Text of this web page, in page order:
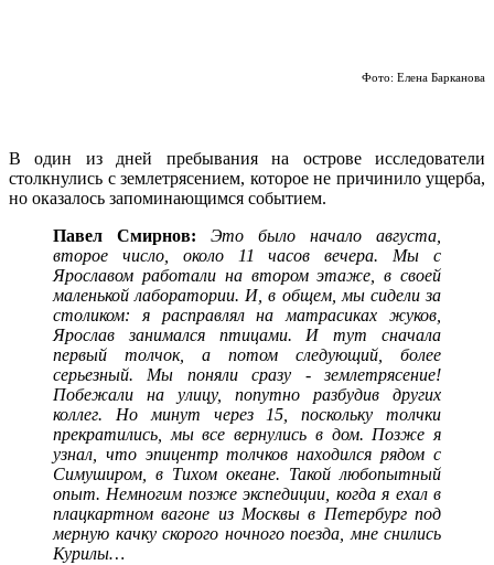
Фото: Елена Барканова
В один из дней пребывания на острове исследователи
столкнулись с землетрясением, которое не причинило ущерба,
но оказалось запоминающимся событием.
Павел Смирнов: Это было начало августа,
второе число, около 11 часов вечера. Мы с
Ярославом работали на втором этаже, в своей
маленькой лаборатории. И, в общем, мы сидели за
столиком: я расправлял на матрасиках жуков,
Ярослав занимался птицами. И тут сначала
первый толчок, а потом следующий, более
серьезный. Мы поняли сразу - землетрясение!
Побежали на улицу, попутно разбудив других
коллег. Но минут через 15, поскольку толчки
прекратились, мы все вернулись в дом. Позже я
узнал, что эпицентр толчков находился рядом с
Симуширом, в Тихом океане. Такой любопытный
опыт. Немногим позже экспедиции, когда я ехал в
плацкартном вагоне из Москвы в Петербург под
мерную качку скорого ночного поезда, мне снились
Курилы…